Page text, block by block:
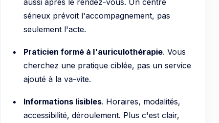
sérieux prévoit l'accompagnement, pas
seulement l'acte.
Praticien formé à l'auriculothérapie. Vous
cherchez une pratique ciblée, pas un service
ajouté à la va-vite.
Informations lisibles. Horaires, modalités,
accessibilité, déroulement. Plus c'est clair,